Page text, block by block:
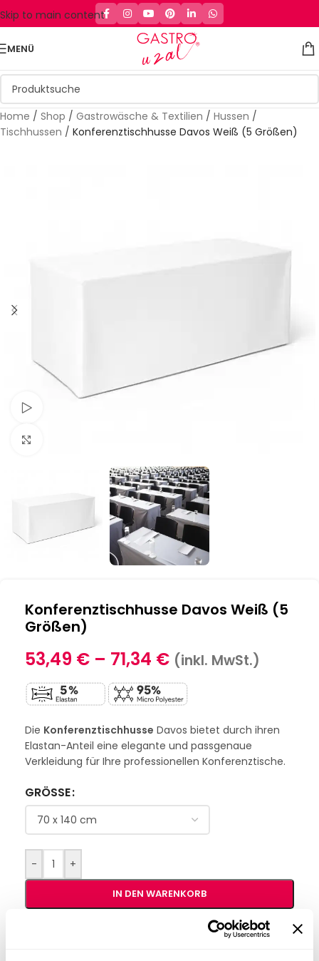
Skip to main content
MENÜ
Home / Shop / Gastrowäsche & Textilien / Hussen /
Tischhussen / Konferenztischhusse Davos Weiß (5 Größen)
Konferenztischhusse Davos Weiß (5
Größen)
53,49 € – 71,34 € (inkl. MwSt.)
Die Konferenztischhusse Davos bietet durch ihren
Elastan-Anteil eine elegante und passgenaue
Verkleidung für Ihre professionellen Konferenztische.
GRÖSSE
- +
IN DEN WARENKORB